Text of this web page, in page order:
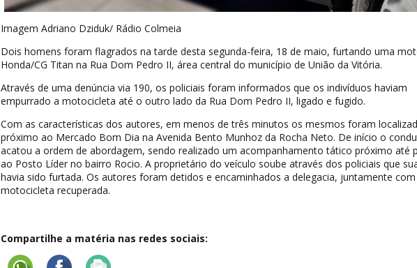
Imagem Adriano Dziduk/ Rádio Colmeia
Dois homens foram flagrados na tarde desta segunda-feira, 18 de maio, furtando uma
Honda/CG Titan na Rua Dom Pedro II, área central do município de União da Vitória.
Através de uma denúncia via 190, os policiais foram informados que os indivíduos haviam
empurrado a motocicleta até o outro lado da Rua Dom Pedro II, ligado e fugido.
Com as características dos autores, em menos de três minutos os mesmos foram
próximo ao Mercado Bom Dia na Avenida Bento Munhoz da Rocha Neto. De início o
acatou a ordem de abordagem, sendo realizado um acompanhamento tático próximo até
ao Posto Líder no bairro Rocio. A proprietário do veículo soube através dos policiais que
havia sido furtada. Os autores foram detidos e encaminhados a delegacia, juntamente
motocicleta recuperada.
Compartilhe a matéria nas redes sociais: